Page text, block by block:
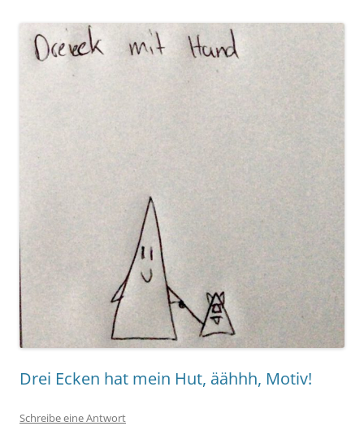
Drei Ecken hat mein Hut, äähhh, Motiv!
Schreibe eine Antwort